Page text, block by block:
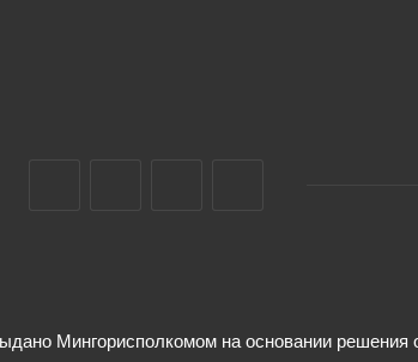
Мингорисполкомом на основании решения